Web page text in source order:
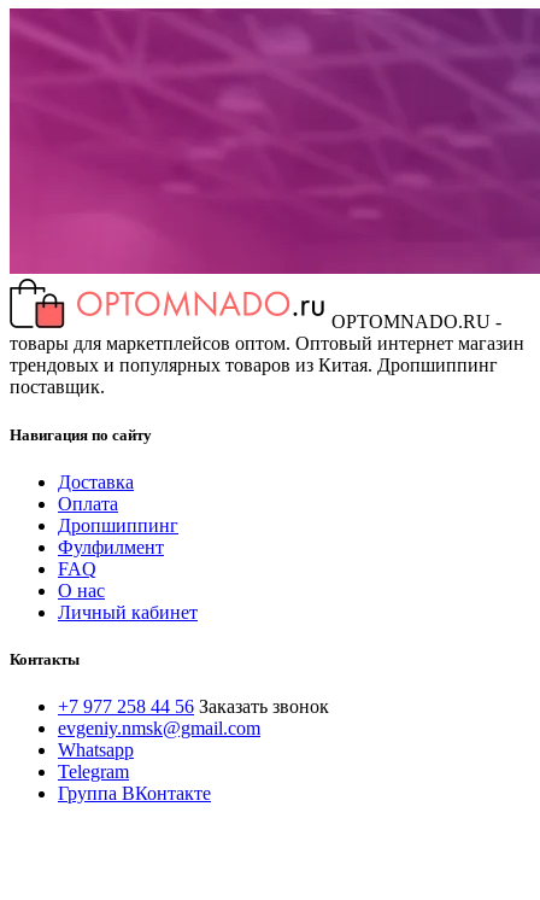
OPTOMNADO.RU -
товары для маркетплейсов оптом. Оптовый интернет магазин
трендовых и популярных товаров из Китая. Дропшиппинг
поставщик.
Навигация по сайту
Доставка
Оплата
Дропшиппинг
Фулфилмент
FAQ
О нас
Личный кабинет
Контакты
+7 977 258 44 56 Заказать звонок
evgeniy.nmsk@gmail.com
Whatsapp
Telegram
Группа ВКонтакте